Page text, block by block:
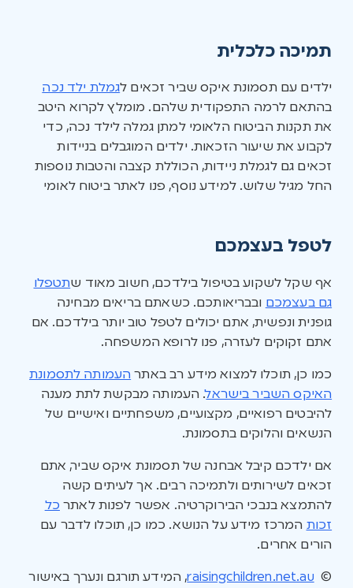
תמיכה כלכלית
ילדים עם תסמונת איקס שביר זכאים לגמלת ילד נכה
בהתאם לרמה התפקודית שלהם. מומלץ לקרוא היטב
את תקנות הביטוח הלאומי למתן גמלה לילד נכה, כדי
לקבוע את שיעור הזכאות. ילדים המוגבלים בניידות
זכאים גם לגמלת ניידות, הכוללת קצבה והטבות נוספות
החל מגיל שלוש. למידע נוסף, פנו לאתר ביטוח לאומי
לטפל בעצמכם
אף שקל לשקוע בטיפול בילדכם, חשוב מאוד שתטפלו
גם בעצמכם ובבריאותכם. כשאתם בריאים מבחינה
גופנית ונפשית, אתם יכולים לטפל טוב יותר בילדכם. אם
אתם זקוקים לעזרה, פנו לרופא המשפחה.
כמו כן, תוכלו למצוא מידע רב באתר העמותה לתסמונת
האיקס השביר בישראל. העמותה מבקשת לתת מענה
להיבטים רפואיים, מקצועיים, משפחתיים ואישיים של
הנשאים והלוקים בתסמונת.
אם ילדכם קיבל אבחנה של תסמונת איקס שביר, אתם
זכאים לשירותים ולתמיכה רבים. אך לעיתים קשה
להתמצא בנבכי הבירוקרטיה. אפשר לפנות לאתר כל
זכות המרכז מידע על הנושא. כמו כן, תוכלו לדבר עם
הורים אחרים.
©
raisingchildren.net.au, המידע תורגם ונערך באישור